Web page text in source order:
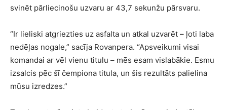
svinēt pārliecinošu uzvaru ar 43,7 sekunžu pārsvaru.
“Ir lieliski atgriezties uz asfalta un atkal uzvarēt – ļoti laba
nedēļas nogale,” sacīja Rovanpera. “Apsveikumi visai
komandai ar vēl vienu titulu – mēs esam vislabākie. Esmu
izsalcis pēc šī čempiona titula, un šis rezultāts palielina
mūsu izredzes.”